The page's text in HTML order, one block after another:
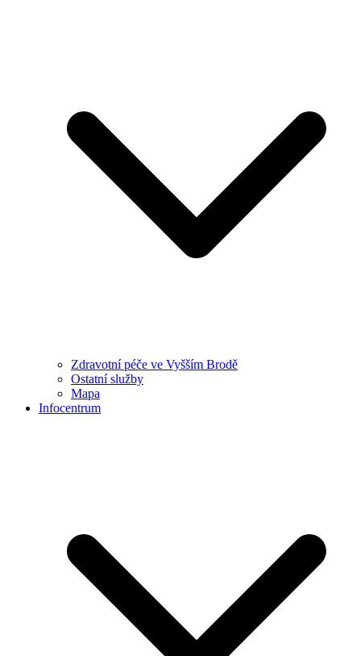
Zdravotní péče ve Vyšším Brodě
Ostatní služby
Mapa
Infocentrum